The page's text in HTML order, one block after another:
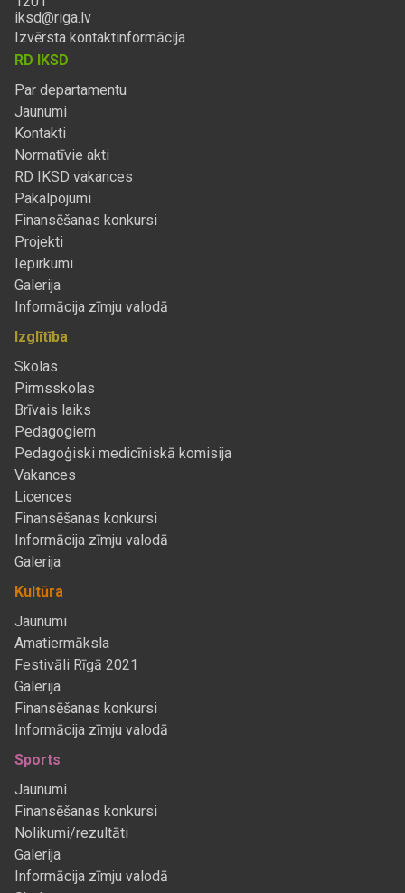
iksd@riga.lv
Izvērsta kontaktinformācija
RD IKSD
Par departamentu
Jaunumi
Kontakti
Normatīvie akti
RD IKSD vakances
Pakalpojumi
Finansēšanas konkursi
Projekti
Iepirkumi
Galerija
Informācija zīmju valodā
Izglītība
Skolas
Pirmsskolas
Brīvais laiks
Pedagogiem
Pedagoģiski medicīniskā komisija
Vakances
Licences
Finansēšanas konkursi
Informācija zīmju valodā
Galerija
Kultūra
Jaunumi
Amatiermāksla
Festivāli Rīgā 2021
Galerija
Finansēšanas konkursi
Informācija zīmju valodā
Sports
Jaunumi
Finansēšanas konkursi
Nolikumi/rezultāti
Galerija
Informācija zīmju valodā